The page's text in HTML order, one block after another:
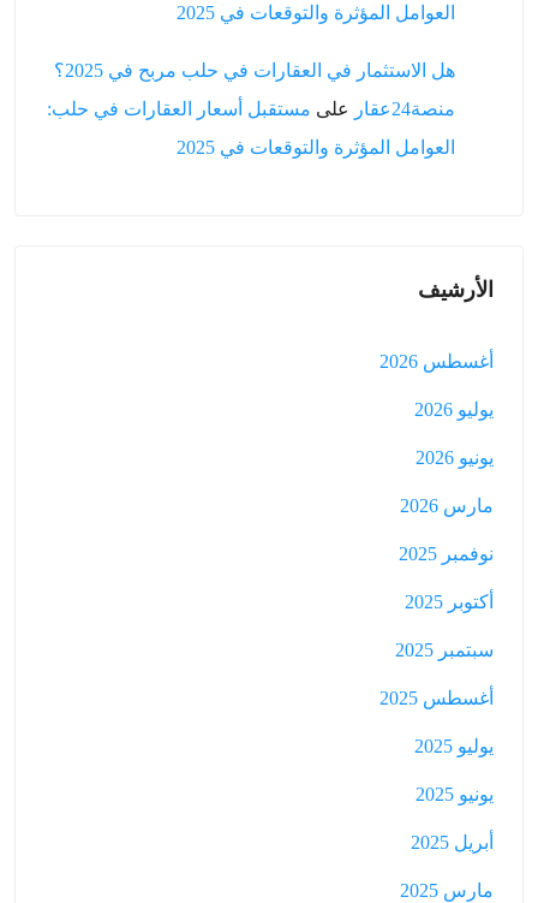
العوامل المؤثرة والتوقعات في 2025
هل الاستثمار في العقارات في حلب مربح في 2025؟
منصة24عقار
على مستقبل أسعار العقارات في حلب:
العوامل المؤثرة والتوقعات في 2025
الأرشيف
أغسطس 2026
يوليو 2026
يونيو 2026
مارس 2026
نوفمبر 2025
أكتوبر 2025
سبتمبر 2025
أغسطس 2025
يوليو 2025
يونيو 2025
أبريل 2025
مارس 2025